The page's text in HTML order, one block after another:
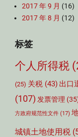
2017 年 9 月 (16)
2017 年 8 月 (12)
标签
个人所得税
(25) 关税 (43) 出口
(107) 发票管理
方政府规范性文件 (17)
城镇土地使用税